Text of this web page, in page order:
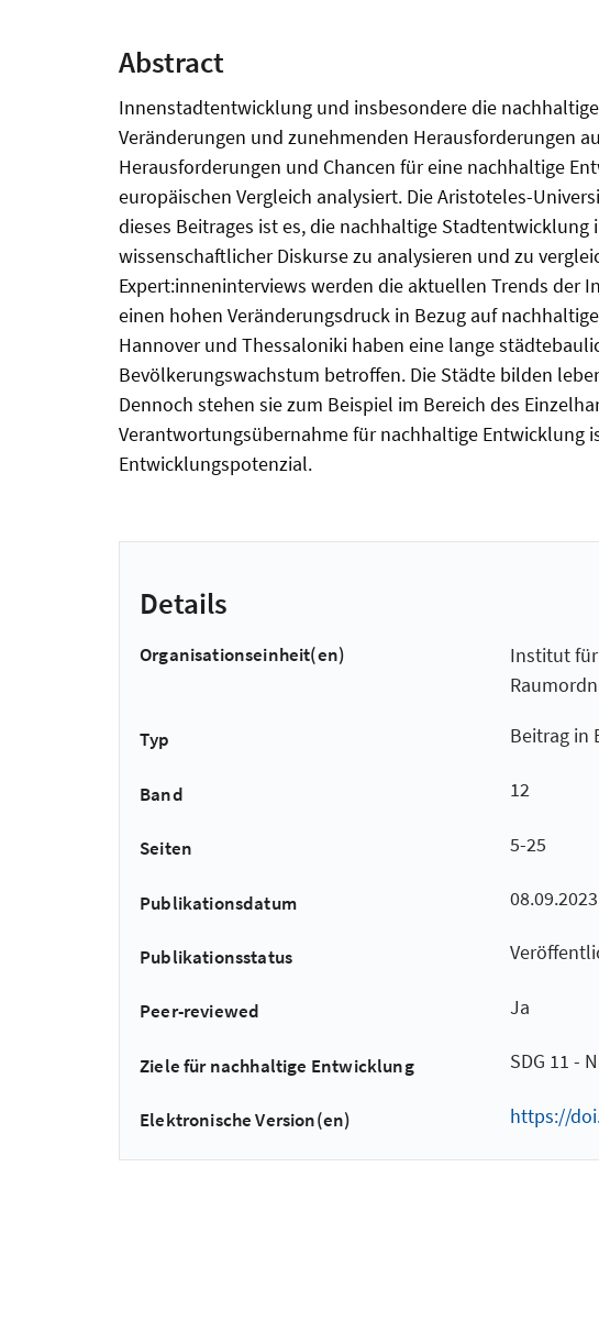
Abstract
Innenstadtentwicklung und insbesondere die
Veränderungen und zunehmenden Herausforderungen
Herausforderungen und Chancen für eine nachhaltige
europäischen Vergleich analysiert. Die Aristoteles-
dieses Beitrages ist es, die nachhaltige
wissenschaftlicher Diskurse zu analysieren und zu
Expert:inneninterviews werden die aktuellen Trends der
einen hohen Veränderungsdruck in Bezug auf
Hannover und Thessaloniki haben eine lange
Bevölkerungswachstum betroffen. Die Städte bilden
Dennoch stehen sie zum Beispiel im Bereich des
Verantwortungsübernahme für nachhaltige Entwicklung
Entwicklungspotenzial.
Details
Organisationseinheit(en)
Institut
Typ Beitrag in
Band 12
Seiten 5-25
Publikationsdatum 08.09.2023
Publikationsstatus
Peer-reviewed Ja
Ziele für nachhaltige Entwicklung SDG 11 -
Elektronische Version(en) https://